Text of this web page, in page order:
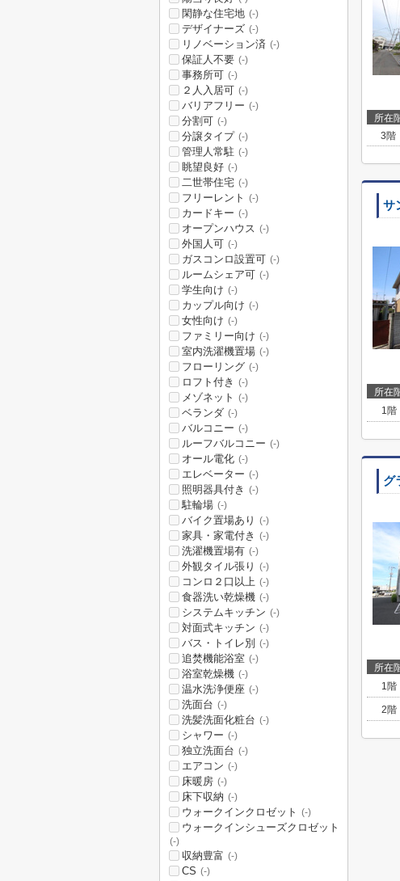
所在
3階
サ
所在
1階
グ
所在
1階
2階
閑静な住宅地 (-)
デザイナーズ (-)
リノベーション済 (-)
保証人不要 (-)
事務所可 (-)
２人入居可 (-)
バリアフリー (-)
分割可 (-)
分譲タイプ (-)
管理人常駐 (-)
眺望良好 (-)
二世帯住宅 (-)
フリーレント (-)
カードキー (-)
オープンハウス (-)
外国人可 (-)
ガスコンロ設置可 (-)
ルームシェア可 (-)
学生向け (-)
カップル向け (-)
女性向け (-)
ファミリー向け (-)
室内洗濯機置場 (-)
フローリング (-)
ロフト付き (-)
メゾネット (-)
ベランダ (-)
バルコニー (-)
ルーフバルコニー (-)
オール電化 (-)
エレベーター (-)
照明器具付き (-)
駐輪場 (-)
バイク置場あり (-)
家具・家電付き (-)
洗濯機置場有 (-)
外観タイル張り (-)
コンロ２口以上 (-)
食器洗い乾燥機 (-)
システムキッチン (-)
対面式キッチン (-)
バス・トイレ別 (-)
追焚機能浴室 (-)
浴室乾燥機 (-)
温水洗浄便座 (-)
洗面台 (-)
洗髪洗面化粧台 (-)
シャワー (-)
独立洗面台 (-)
エアコン (-)
床暖房 (-)
床下収納 (-)
ウォークインクロゼット (-)
ウォークインシューズクロゼット
(-)
収納豊富 (-)
CS (-)